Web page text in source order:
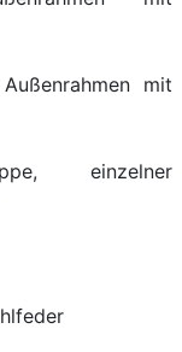
mit
einzelner